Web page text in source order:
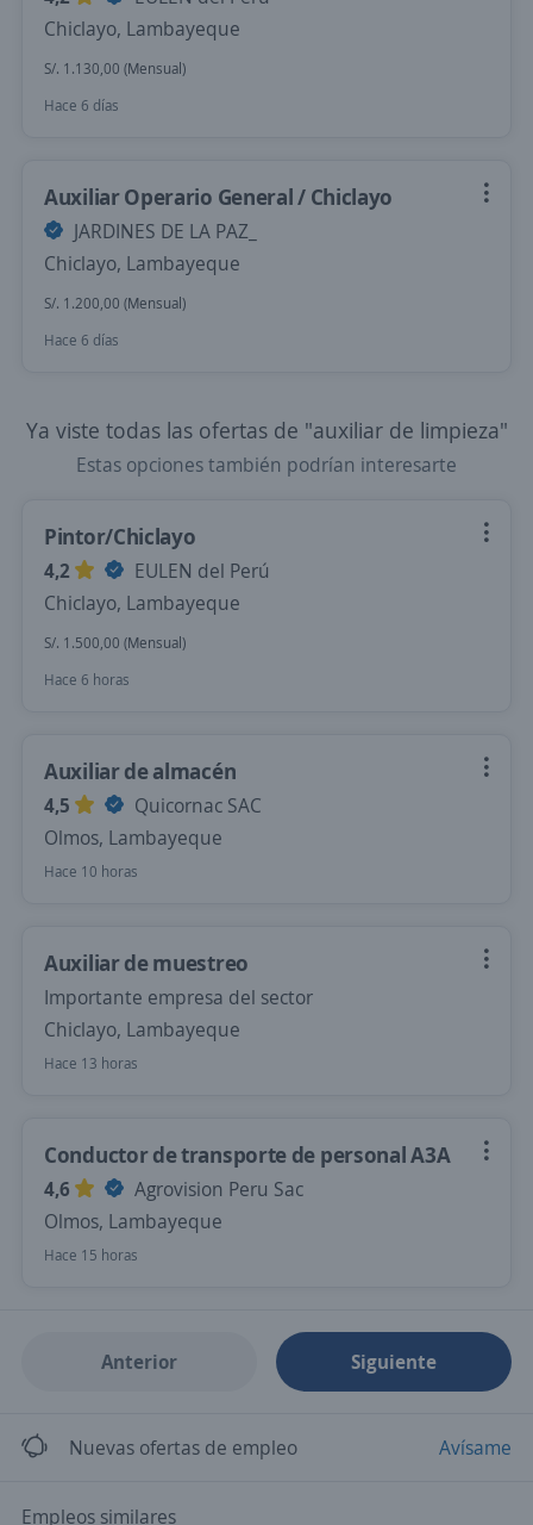
Chiclayo, Lambayeque
S/. 1.130,00 (Mensual)
Hace 6 días
Auxiliar Operario General / Chiclayo
JARDINES DE LA PAZ_
Chiclayo, Lambayeque
S/. 1.200,00 (Mensual)
Hace 6 días
Ya viste todas las ofertas de "auxiliar de limpieza"
Estas opciones también podrían interesarte
Pintor/Chiclayo
4,2
EULEN del Perú
Chiclayo, Lambayeque
S/. 1.500,00 (Mensual)
Hace 6 horas
Auxiliar de almacén
4,5
Quicornac SAC
Olmos, Lambayeque
Hace 10 horas
Auxiliar de muestreo
Importante empresa del sector
Chiclayo, Lambayeque
Hace 13 horas
Conductor de transporte de personal A3A
4,6
Agrovision Peru Sac
Olmos, Lambayeque
Hace 15 horas
Anterior Siguiente
Nuevas ofertas de empleo Avísame
Empleos similares